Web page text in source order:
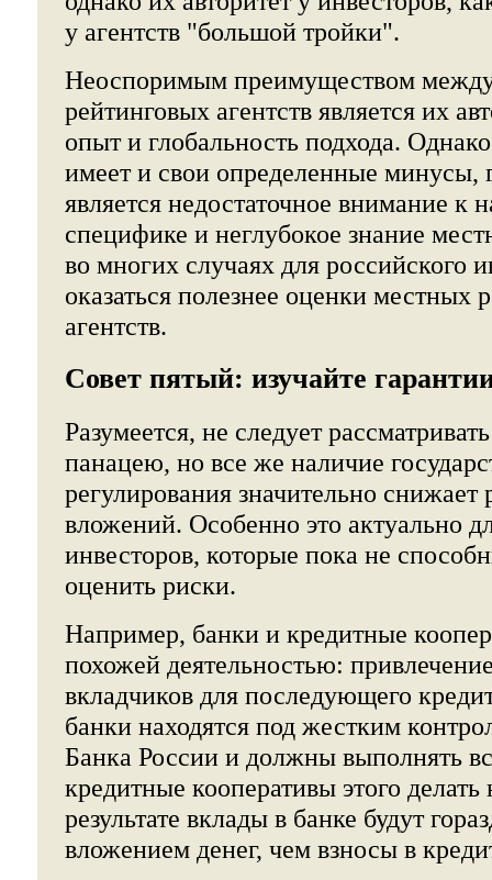
у агентств "большой тройки".
Неоспоримым преимуществом
рейтинговых агентств является их
опыт и глобальность подхода.
имеет и свои определенные минусы,
является недостаточное внимание к
специфике и неглубокое знание
во многих случаях для российского
оказаться полезнее оценки местных
агентств.
Совет пятый: изучайте
Разумеется, не следует
панацею, но все же наличие
регулирования значительно
вложений. Особенно это актуально
инвесторов, которые пока не
оценить риски.
Например, банки и кредитные
похожей деятельностью:
вкладчиков для последующего
банки находятся под жестким
Банка России и должны выполнять
кредитные кооперативы этого
результате вклады в банке будут
вложением денег, чем взносы в